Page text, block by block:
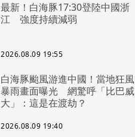
最新！白海豚17:30登陸中國浙
江 強度持續減弱
2026.08.09 19:55
白海豚颱風游進中國！當地狂風
暴雨畫面曝光 網驚呼「比巴威
大」：這是在渡劫？
2026.08.09 19:40